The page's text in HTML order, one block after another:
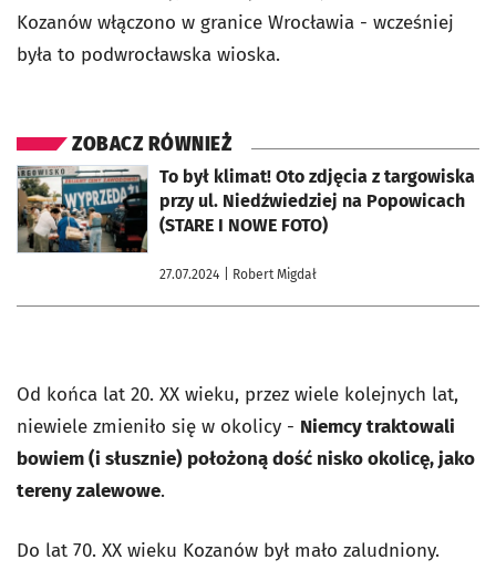
Kozanów włączono w granice Wrocławia - wcześniej
była to podwrocławska wioska.
ZOBACZ RÓWNIEŻ
To był klimat! Oto zdjęcia z targowiska
przy ul. Niedźwiedziej na Popowicach
(STARE I NOWE FOTO)
27.07.2024 | Robert Migdał
otworzy się w nowej karcie
Od końca lat 20. XX wieku, przez wiele kolejnych lat,
niewiele zmieniło się w okolicy - Niemcy traktowali
bowiem (i słusznie) położoną dość nisko okolicę, jako
tereny zalewowe.
Do lat 70. XX wieku Kozanów był mało zaludniony.